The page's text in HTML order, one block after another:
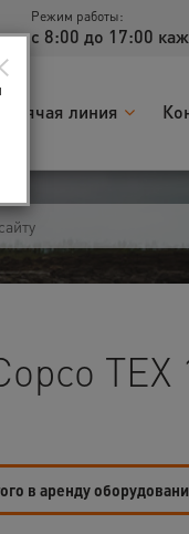
Режим работы:
с 8:00 до 17:00
Горячая линия
TEX
в аренду